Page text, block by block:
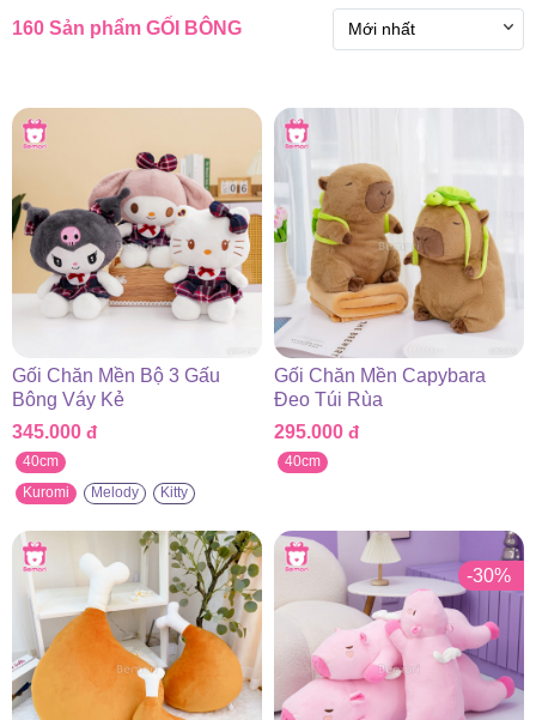
160 Sản phẩm GỐI BÔNG
Gối Chăn Mền Bộ 3 Gấu
Bông Váy Kẻ
345.000 đ
40cm
Kuromi
Melody Kitty
Gối Chăn Mền Capybara
Đeo Túi Rùa
295.000 đ
40cm
-30%